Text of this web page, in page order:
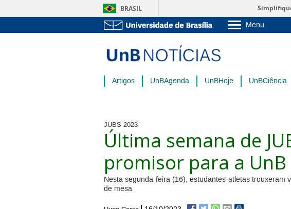
BRASIL
Menu
Pós-Graduação
Administração
Artigos UnBAgenda UnBHoje UnBCiência
JUBS 2023
Última semana de
promisor para a UnB
Nesta segunda-feira (16), estudantes-atletas trouxeram
de mesa